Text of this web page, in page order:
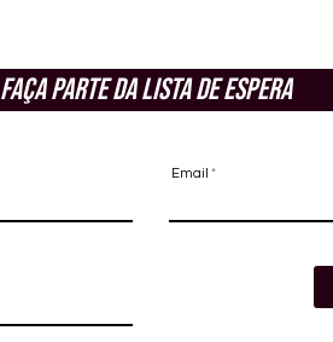
Faça parte da lista de espera
Email